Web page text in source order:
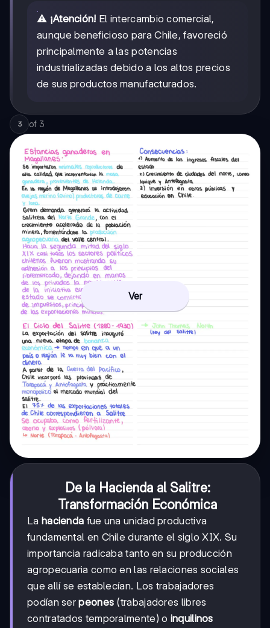
⚠️ ¡Atención! El intercambio comercial,
aunque beneficioso para Chile, favoreció
principalmente a las potencias
industrializadas debido a los altos precios
de sus productos manufacturados.
3 of 3
Ver
De la Hacienda al Salitre:
Transformación Económica
La hacienda fue una unidad productiva
fundamental en Chile durante el siglo XIX. Su
importancia radicaba tanto en su producción
agropecuaria como en las relaciones sociales
que allí se establecían. Los trabajadores
podían serpeones (trabajadores libres
contratados temporalmente) o inquilinos